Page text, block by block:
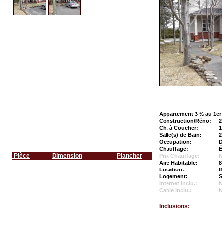
Pièce Dimension Plancher
Appartement 3 ½ au 1er
Construction/Réno:
Ch. à Coucher:
1
Salle(s) de Bain:
2
Occupation:
Chauffage:
Prix Chauffage:
Aire Habitable:
Location:
Logement:
Internet Inclu.:
Cable Inclu.:
Inclusions: